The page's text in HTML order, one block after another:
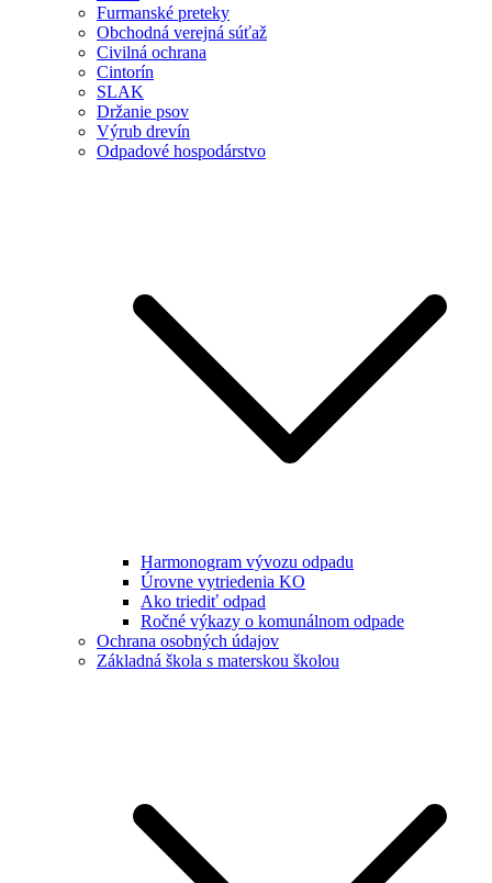
Furmanské preteky
Obchodná verejná súťaž
Civilná ochrana
Cintorín
SLAK
Držanie psov
Výrub drevín
Odpadové hospodárstvo
Harmonogram vývozu odpadu
Úrovne vytriedenia KO
Ako triediť odpad
Ročné výkazy o komunálnom odpade
Ochrana osobných údajov
Základná škola s materskou školou